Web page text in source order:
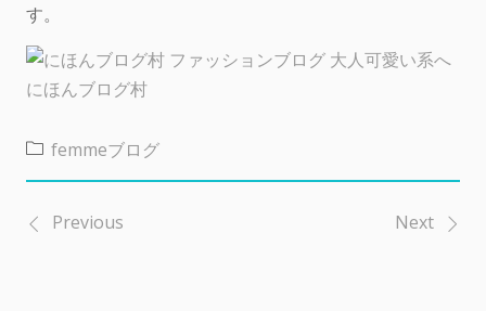
す。
にほんブログ村
femmeブログ
投Previous Next